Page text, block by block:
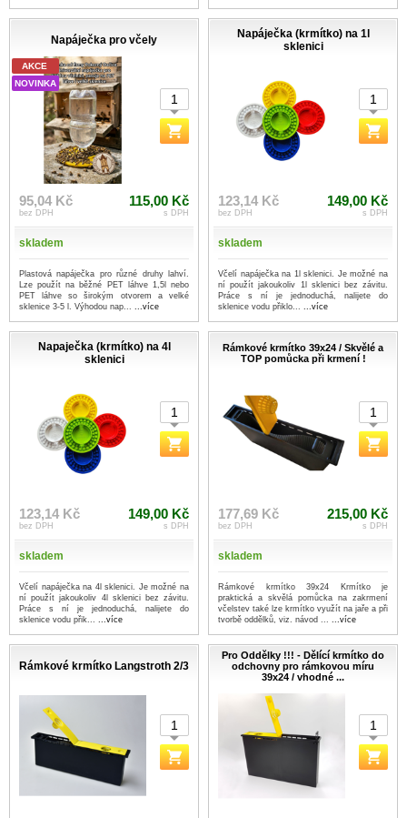
Napáječka pro včely
AKCE
NOVINKA
95,04 Kč
bez DPH
115,00 Kč
s DPH
skladem
Plastová napáječka pro různé druhy lahví.
Lze použít na běžné PET láhve 1,5l nebo
PET láhve so širokým otvorem a velké
sklenice 3-5 l. Výhodou nap... ...více
Napáječka (krmítko) na 1l
sklenici
123,14 Kč
bez DPH
149,00 Kč
s DPH
skladem
Včelí napáječka na 1l sklenici. Je možné na
ní použít jakoukoliv 1l sklenici bez závitu.
Práce s ní je jednoduchá, nalijete do
sklenice vodu přiklo... ...více
Napaječka (krmítko) na 4l
sklenici
123,14 Kč
bez DPH
149,00 Kč
s DPH
skladem
Včelí napáječka na 4l sklenici. Je možné na
ní použít jakoukoliv 4l sklenici bez závitu.
Práce s ní je jednoduchá, nalijete do
sklenice vodu přik... ...více
Rámkové krmítko 39x24 / Skvělé a
TOP pomůcka při krmení !
177,69 Kč
bez DPH
215,00 Kč
s DPH
skladem
Rámkové krmítko 39x24 Krmítko je
praktická a skvělá pomůcka na zakrmení
včelstev také lze krmítko využít na jaře a při
tvorbě oddělků, viz. návod ... ...více
Rámkové krmítko Langstroth 2/3
Pro Oddělky !!! - Dělící krmítko do
odchovny pro rámkovou míru
39x24 / vhodné ...